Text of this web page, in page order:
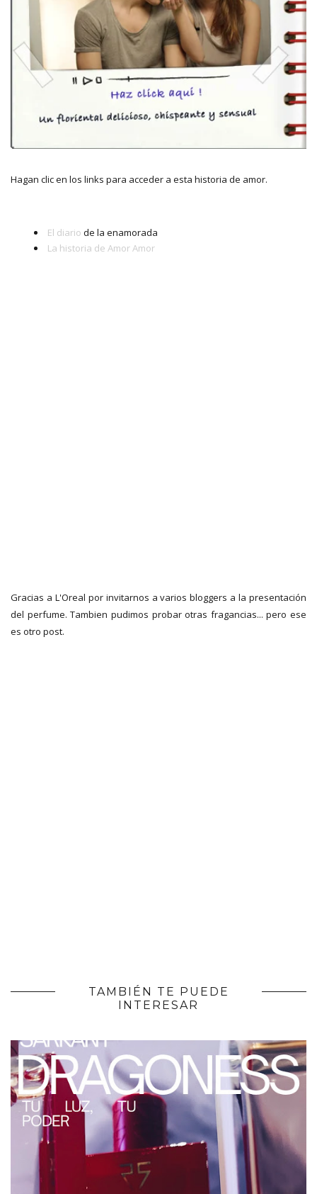
Hagan clic en los links para acceder a esta historia de amor.
El diario de la enamorada
La historia de Amor Amor
Gracias a L'Oreal por invitarnos a varios bloggers a la presentación
del perfume. Tambien pudimos probar otras fragancias... pero ese
es otro post.
TAMBIÉN TE PUEDE
INTERESAR